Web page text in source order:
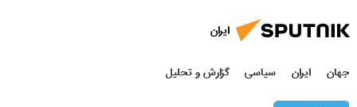
ایران
جهان ایران سیاسی گزارش و تحلیل